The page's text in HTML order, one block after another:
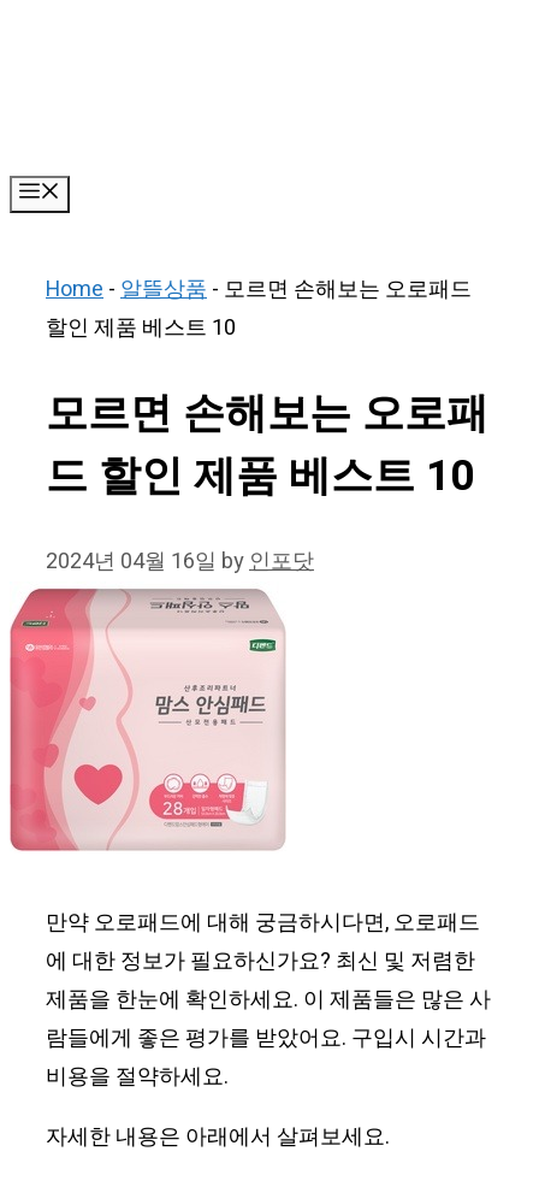
Home-알뜰상품- 모르면 손해보는 오로패드
할인 제품 베스트 10
모르면 손해보는 오로패
드 할인 제품 베스트 10
2024년 04월 16일 by인포닷
만약 오로패드에 대해 궁금하시다면, 오로패드
에 대한 정보가 필요하신가요? 최신 및 저렴한
제품을 한눈에 확인하세요. 이 제품들은 많은 사
람들에게 좋은 평가를 받았어요. 구입시 시간과
비용을 절약하세요.
자세한 내용은 아래에서 살펴보세요.